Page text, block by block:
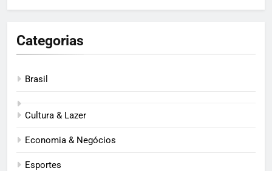
Categorias
Brasil
Cultura & Lazer
Economia & Negócios
Esportes